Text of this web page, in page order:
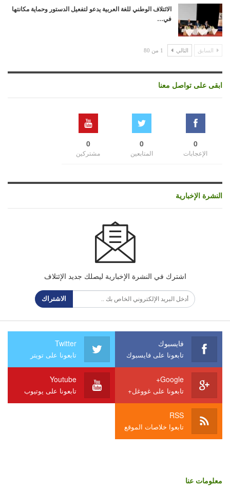
الائتلاف الوطني للغة العربية يدعو لتفعيل الدستور وحماية مكانتها
في…
السابق التالي 1 من 80
ابقى على تواصل معنا
0
الإعجابات
0
المتابعين
0
مشتركين
النشرة الإخبارية
اشترك في النشرة الإخبارية ليصلك جديد الإئتلاف
الاشتراك
فايسبوك
تابعونا على فايسبوك
Twitter
تابعونا على تويتر
Google+
تابعونا على غووغل+
Youtube
تابعونا على يوتيوب
RSS
تابعوا خلاصات الموقع
معلومات عنا